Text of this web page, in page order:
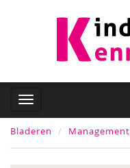
Bladeren Management